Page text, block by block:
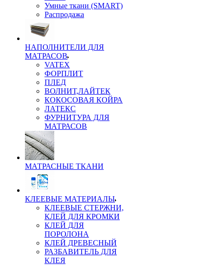
Умные ткани (SMART)
Распродажа
НАПОЛНИТЕЛИ ДЛЯ
МАТРАСОВ
VATEX
ФОРПЛИТ
ПЛЕД
ВОЛНИТ,ЛАЙТЕК
КОКОСОВАЯ КОЙРА
ЛАТЕКС
ФУРНИТУРА ДЛЯ
МАТРАСОВ
МАТРАСНЫЕ ТКАНИ
КЛЕЕВЫЕ МАТЕРИАЛЫ
КЛЕЕВЫЕ СТЕРЖНИ,
КЛЕЙ ДЛЯ КРОМКИ
КЛЕЙ ДЛЯ
ПОРОЛОНА
КЛЕЙ ДРЕВЕСНЫЙ
РАЗБАВИТЕЛЬ ДЛЯ
КЛЕЯ